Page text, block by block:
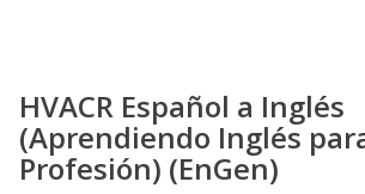
HVACR Español a Inglés
(Aprendiendo Inglés
Profesión) (EnGen)